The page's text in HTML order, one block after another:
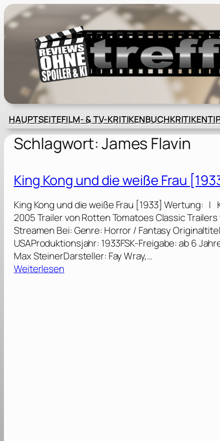
Zum
Inhalt
springen
HAUPTSEITEFILM- & TV-KRITIKENBUCHKRITIKEN
Schlagwort:James Flavin
King Kong und die weiße Frau
King Kong und die weiße Frau [1933] Wertung:
2005 Trailer von Rotten Tomatoes Classic
Streamen Bei: Genre: Horror / Fantasy
USAProduktionsjahr: 1933FSK-Freigabe: ab 6
Max SteinerDarsteller: Fay Wray,…
Weiterlesen: